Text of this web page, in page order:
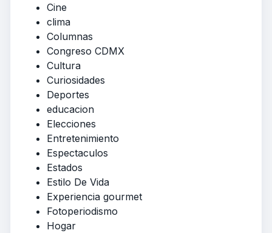
Cine
clima
Columnas
Congreso CDMX
Cultura
Curiosidades
Deportes
educacion
Elecciones
Entretenimiento
Espectaculos
Estados
Estilo De Vida
Experiencia gourmet
Fotoperiodismo
Hogar